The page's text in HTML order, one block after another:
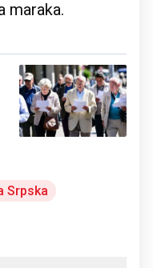
maraka.
Srpska